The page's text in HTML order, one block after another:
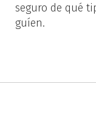
seguro de qué
guíen.